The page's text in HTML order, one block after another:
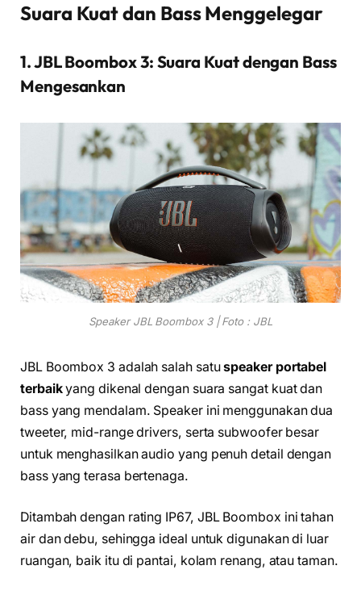
Suara Kuat dan Bass Menggelegar
1. JBL Boombox 3: Suara Kuat dengan Bass
Mengesankan
Speaker JBL Boombox 3 | Foto : JBL
JBL Boombox 3 adalah salah satuspeaker portabel
terbaikyang dikenal dengan suara sangat kuat dan
bass yang mendalam. Speaker ini menggunakan dua
tweeter, mid-range drivers, serta subwoofer besar
untuk menghasilkan audio yang penuh detail dengan
bass yang terasa bertenaga.
Ditambah dengan rating IP67, JBL Boombox ini tahan
air dan debu, sehingga ideal untuk digunakan di luar
ruangan, baik itu di pantai, kolam renang, atau taman.